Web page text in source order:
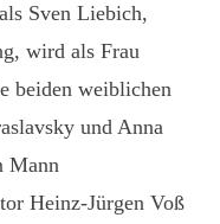
Sven Liebich,
wird als Frau
beiden weiblichen
und Anna
Mann
Heinz-Jürgen Voß